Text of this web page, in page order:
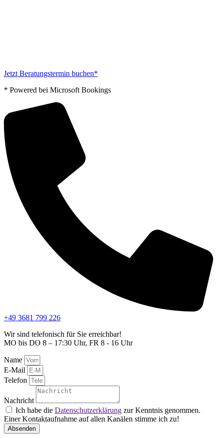
Jetzt Beratungstermin buchen*
* Powered bei Microsoft Bookings
+49 3681 799 226
Wir sind telefonisch für Sie erreichbar!
MO bis DO 8 – 17:30 Uhr, FR 8 - 16 Uhr
Name
E-Mail
Telefon
Nachricht
Ich habe die Datenschutzerklärung zur Kenntnis genommen.
Einer Kontaktaufnahme auf allen Kanälen stimme ich zu!
Absenden